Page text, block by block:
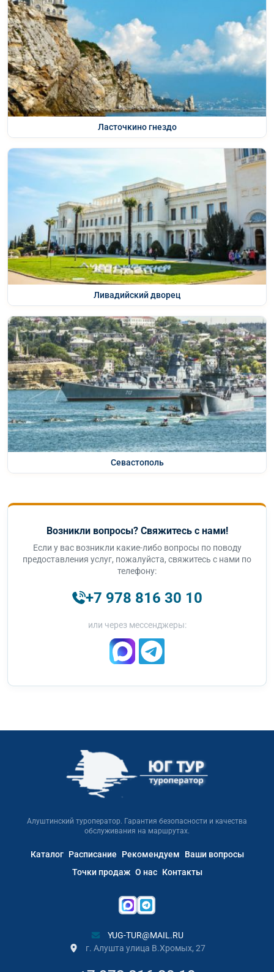
Ласточкино гнездо
Ливадийский дворец
Севастополь
Возникли вопросы? Свяжитесь с нами!
Если у вас возникли какие-либо вопросы по поводу
предоставления услуг, пожалуйста, свяжитесь с нами по
телефону:
+7 978 816 30 10
или через мессенджеры:
Алуштинский туроператор. Гарантия безопасности и качества
обслуживания на маршрутах.
Каталог Расписание Рекомендуем
Ваши вопросы
Точки продаж О нас Контакты
YUG-TUR@MAIL.RU
г. Алушта улица В.Хромых, 27